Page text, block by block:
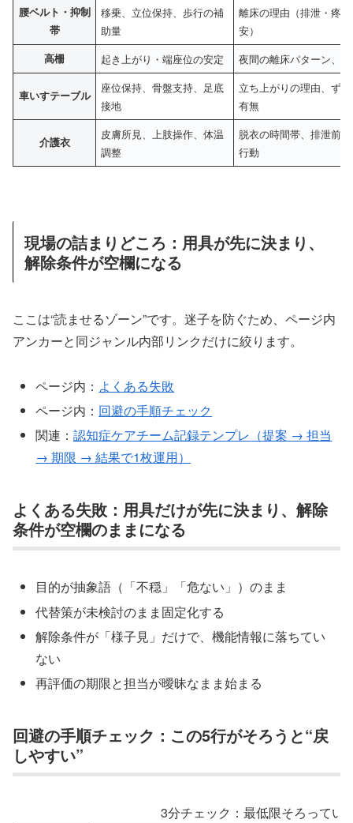
腰ベルト・抑制
帯
移乗、立位保持、歩行の補
助量
離床の理由（排泄・疼
安）
高柵 起き上がり・端座位の安定 夜間の離床パターン、
車いすテーブル
座位保持、骨盤支持、足底
接地
立ち上がりの理由、ず
有無
介護衣
皮膚所見、上肢操作、体温
調整
脱衣の時間帯、排泄前
行動
現場の詰まりどころ：用具が先に決まり、
解除条件が空欄になる
ここは“読ませるゾーン”です。迷子を防ぐため、ページ内
アンカーと同ジャンル内部リンクだけに絞ります。
ページ内： よくある失敗
ページ内： 回避の手順チェック
関連：認知症ケアチーム記録テンプレ（提案 → 担当
→ 期限 → 結果で1枚運用）
よくある失敗：用具だけが先に決まり、解除
条件が空欄のままになる
目的が抽象語（「不穏」「危ない」）のまま
代替策が未検討のまま固定化する
解除条件が「様子見」だけで、機能情報に落ちてい
ない
再評価の期限と担当が曖昧なまま始まる
回避の手順チェック：この5行がそろうと“戻
しやすい”
3分チェック：最低限そろってい